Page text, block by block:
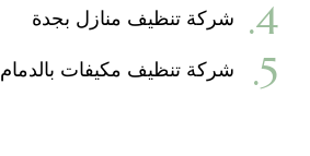
شركة تنظيف منازل بجدة
شركة تنظيف مكيفات بالدمام